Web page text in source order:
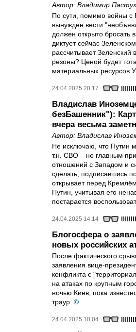
Автор: Владимир
По сути, помимо войны с
вынужден вести
должен открыто бросать
диктует сейчас
рассчитывает Зеленский
резоны? Ценой будет
материальных ресурсов
24.04.2025 20:17
Владислав
безБашенник"):
вчера весьма
Автор: Владислав
Не исключаю, что Путин
т.н. СВО – но главным
отношений с Западом и
сделать, подписавшись
открывает перед
Путин, учитывая его
постарается
24.04.2025 14:14
Блогосфера о
новых российских
После фактического
заявления вице-
конфликта с
на атаках по крупным
ночью Киев, пока
траур. ©
24.04.2025 10:04